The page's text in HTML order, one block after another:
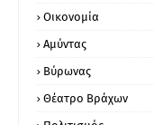
Οικονομία
Αμύντας
Βύρωνας
Θέατρο Βράχων